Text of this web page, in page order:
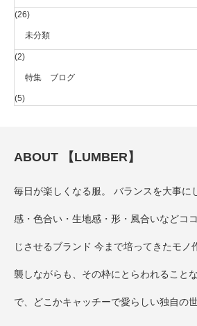
(26)
未分類
(2)
特集 ブログ
(5)
ABOUT 【LUMBER】
毎日が楽しくなる服。 バランスを大事に
感・色合い・生地感・形・風合いなどコ
じさせるブランド 今まで培ってきたモノ
襲しながらも、その枠にとらわれること
で、どこかキャッチーで愛らしい独自の